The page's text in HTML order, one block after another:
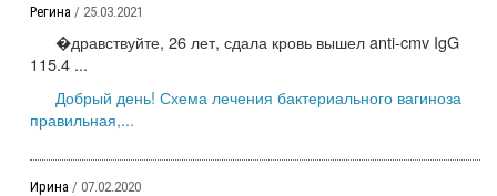
Регина / 25.03.2021
�дравствуйте, 26 лет, сдала кровь вышел anti-cmv IgG
115.4 ...
Добрый день! Схема лечения бактериального вагиноза
правильная,...
Ирина / 07.02.2020